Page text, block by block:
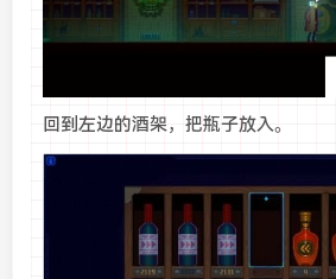
回到左边的酒架，把瓶子放入。